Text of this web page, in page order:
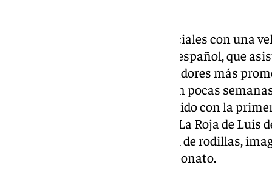
La imagen recorrió las redes sociales con una
especialmente entre el público español, que
internacional de uno de los jugadores más
del fútbol. Lamine Yamal, que en pocas
en pleno Mundial), aparece vestido con la
española —la misma que viste La Roja de Luis
característica de celebrar un gol de rodillas,
uno de los iconos de este campeonato.